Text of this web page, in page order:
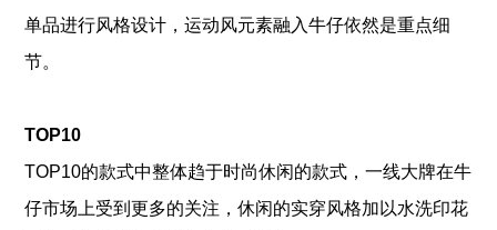
单品进行风格设计，运动风元素融入牛仔依然是重点细
节。
TOP10
TOP10的款式中整体趋于时尚休闲的款式，一线大牌在牛
仔市场上受到更多的关注，休闲的实穿风格加以水洗印花